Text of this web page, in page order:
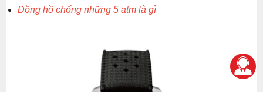
Đồng hồ chống những 5 atm là gì